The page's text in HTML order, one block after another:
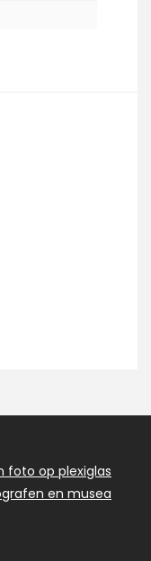
foto op plexiglas
en musea